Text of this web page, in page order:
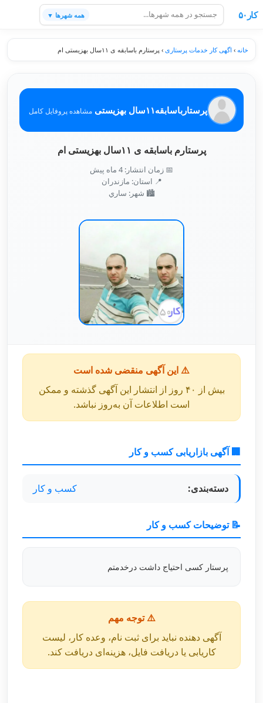
کار۵۰ همه شهرها ▼
خانه › اگهی کار خدمات پرستاری › پرستارم باسابقه ی ۱۱سال بهزیستی ام
پرستارباسابقه۱۱سال بهزیستی مشاهده پروفایل کامل
پرستارم باسابقه ی ۱۱سال بهزیستی ام
📅 زمان انتشار: 4 ماه پیش
📍 استان: مازندران
🏙️ شهر: ساري
⚠️ این آگهی منقضی شده است
بیش از ۴۰ روز از انتشار این آگهی گذشته و ممکن
است اطلاعات آن به‌روز نباشد.
🏢 آگهی بازاریابی کسب و کار
دسته‌بندی: کسب و کار
📝 توضیحات کسب و کار
پرستار کسی احتیاج داشت درخدمتم
⚠️ توجه مهم
آگهی دهنده نباید برای ثبت نام، وعده کار، لیست
کاریابی یا دریافت فایل، هزینه‌ای دریافت کند.